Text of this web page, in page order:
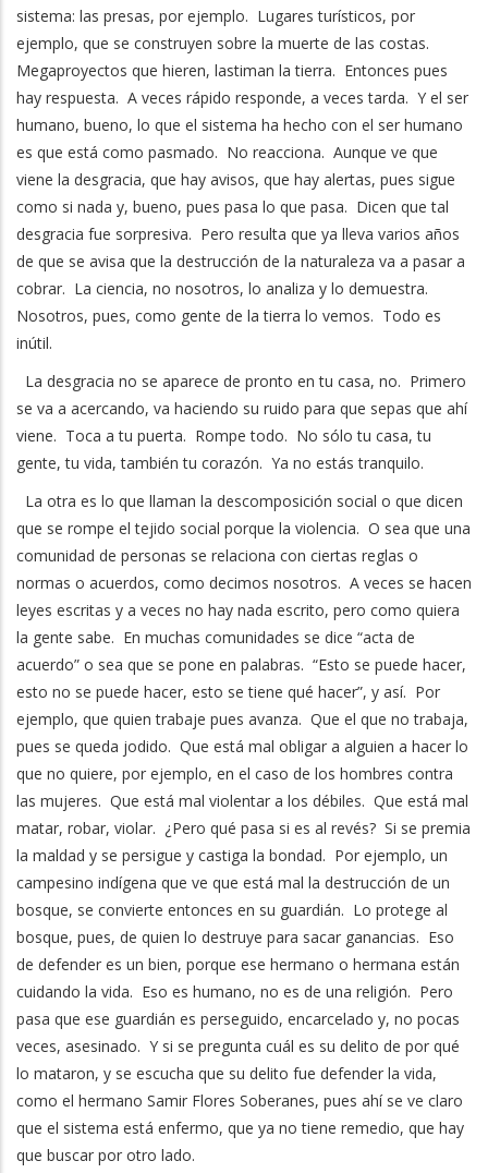
sistema: las presas, por ejemplo. Lugares turísticos, por
ejemplo, que se construyen sobre la muerte de las costas.
Megaproyectos que hieren, lastiman la tierra. Entonces pues
hay respuesta. A veces rápido responde, a veces tarda. Y el ser
humano, bueno, lo que el sistema ha hecho con el ser humano
es que está como pasmado. No reacciona. Aunque ve que
viene la desgracia, que hay avisos, que hay alertas, pues sigue
como si nada y, bueno, pues pasa lo que pasa. Dicen que tal
desgracia fue sorpresiva. Pero resulta que ya lleva varios años
de que se avisa que la destrucción de la naturaleza va a pasar a
cobrar. La ciencia, no nosotros, lo analiza y lo demuestra.
Nosotros, pues, como gente de la tierra lo vemos. Todo es
inútil.
La desgracia no se aparece de pronto en tu casa, no. Primero
se va a acercando, va haciendo su ruido para que sepas que ahí
viene. Toca a tu puerta. Rompe todo. No sólo tu casa, tu
gente, tu vida, también tu corazón. Ya no estás tranquilo.
La otra es lo que llaman la descomposición social o que dicen
que se rompe el tejido social porque la violencia. O sea que una
comunidad de personas se relaciona con ciertas reglas o
normas o acuerdos, como decimos nosotros. A veces se hacen
leyes escritas y a veces no hay nada escrito, pero como quiera
la gente sabe. En muchas comunidades se dice “acta de
acuerdo” o sea que se pone en palabras. “Esto se puede hacer,
esto no se puede hacer, esto se tiene qué hacer”, y así. Por
ejemplo, que quien trabaje pues avanza. Que el que no trabaja,
pues se queda jodido. Que está mal obligar a alguien a hacer lo
que no quiere, por ejemplo, en el caso de los hombres contra
las mujeres. Que está mal violentar a los débiles. Que está mal
matar, robar, violar. ¿Pero qué pasa si es al revés? Si se premia
la maldad y se persigue y castiga la bondad. Por ejemplo, un
campesino indígena que ve que está mal la destrucción de un
bosque, se convierte entonces en su guardián. Lo protege al
bosque, pues, de quien lo destruye para sacar ganancias. Eso
de defender es un bien, porque ese hermano o hermana están
cuidando la vida. Eso es humano, no es de una religión. Pero
pasa que ese guardián es perseguido, encarcelado y, no pocas
veces, asesinado. Y si se pregunta cuál es su delito de por qué
lo mataron, y se escucha que su delito fue defender la vida,
como el hermano Samir Flores Soberanes, pues ahí se ve claro
que el sistema está enfermo, que ya no tiene remedio, que hay
que buscar por otro lado.